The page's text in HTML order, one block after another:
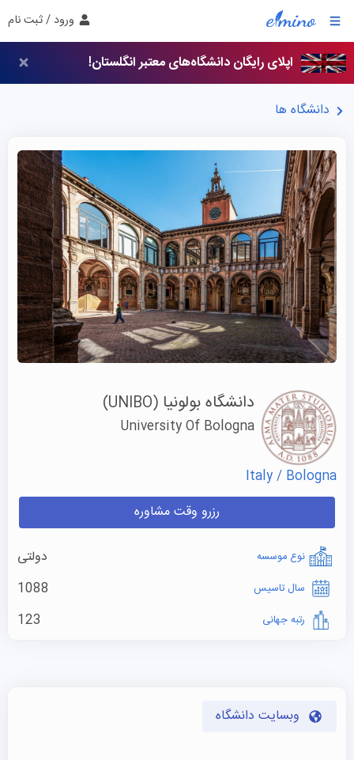
ورود / ثبت نام
اپلای رایگان دانشگاه‌های معتبر انگلستان!
دانشگاه ها
دانشگاه بولونیا (UNIBO)
University Of Bologna
Italy / Bologna
رزرو وقت مشاوره
نوع موسسه دولتی
سال تاسیس 1088
رتبه جهانی 123
وبسایت دانشگاه